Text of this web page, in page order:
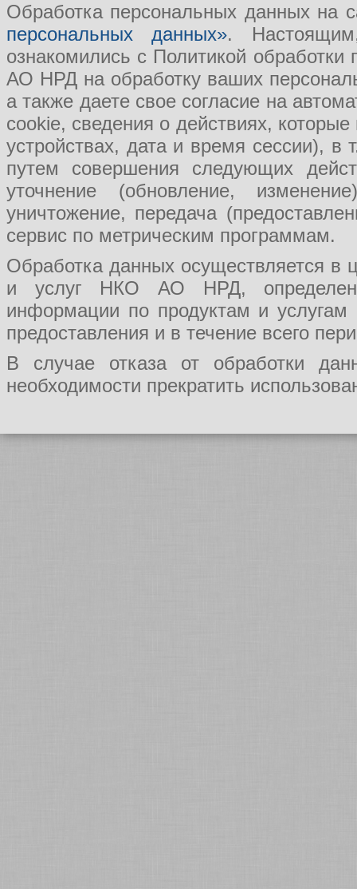
Обработка персональных данных на
персональных данных».
ознакомились с Политикой
АО НРД на обработку ваших
а также даете свое согласие на
cookie, сведения о действиях,
устройствах, дата и время сессии), в
путем совершения следующих
уточнение (обновление,
уничтожение, передача
сервис по метрическим программам.
Обработка данных осуществляется в
и услуг НКО АО НРД, определения
информации по продуктам и
предоставления и в течение всего
В случае отказа от обработки
необходимости прекратить